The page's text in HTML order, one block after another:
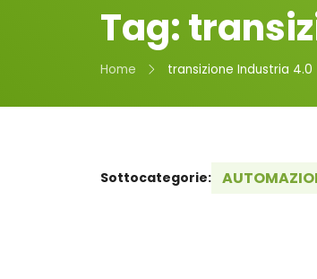
Tag:
Home transizione Industria 4.0
Sottocategorie: